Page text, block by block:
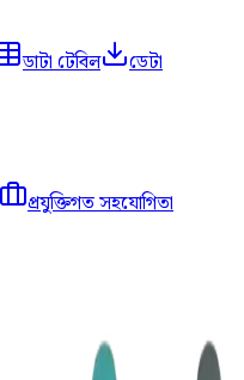
ডাটা টেবিল
ডেটা
প্রযুক্তিগত সহযোগিতা